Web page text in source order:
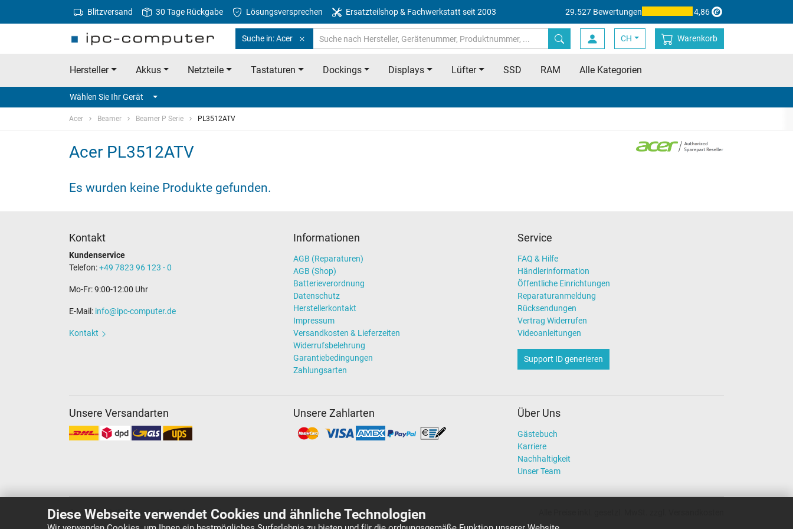
Diese Webseite verwendet Cookies und ähnliche Technologien
Blitzversand 30 Tage Rückgabe Lösungsversprechen Ersatzteilshop & Fachwerkstatt seit 2003 29.527 Bewertungen 4,86
Suche in: Acer CH Warenkorb
Hersteller Akkus Netzteile Tastaturen Dockings Displays Lüfter SSD RAM Alle Kategorien
Wählen Sie Ihr Gerät
Acer Beamer Beamer P Serie PL3512ATV
Acer PL3512ATV
Es wurden keine Produkte gefunden.
Kontakt
Kundenservice
Telefon:+49 7823 96 123 - 0
Mo-Fr: 9:00-12:00 Uhr
E-Mail: info@ipc-computer.de
Kontakt
Informationen
AGB (Reparaturen)
AGB (Shop)
Batterieverordnung
Datenschutz
Herstellerkontakt
Impressum
Versandkosten & Lieferzeiten
Widerrufsbelehrung
Garantiebedingungen
Zahlungsarten
Service
FAQ & Hilfe
Händlerinformation
Öffentliche Einrichtungen
Reparaturanmeldung
Rücksendungen
Vertrag Widerrufen
Videoanleitungen
Support ID generieren
Über Uns
Gästebuch
Karriere
Nachhaltigkeit
Unser Team
Unsere Versandarten Unsere Zahlarten
Copyright ©IPC-Computer Deutschland GmbH